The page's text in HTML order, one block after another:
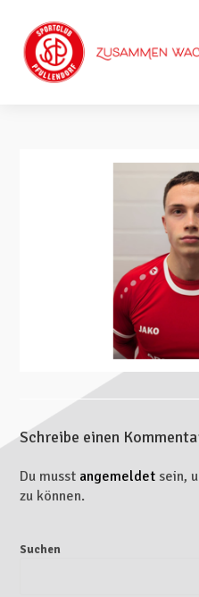
Schreibe einen
Du musst angemeldet sein,
zu können.
Suchen